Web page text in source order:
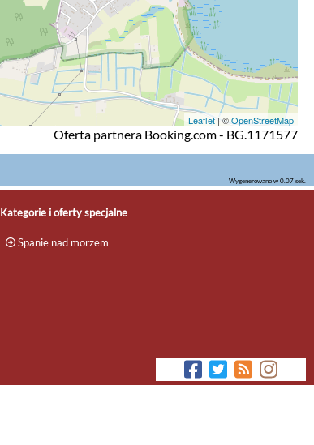
Leaflet | ©OpenStreetMap
Oferta partnera Booking.com - BG.1171577
Wygenerowano w 0.07 sek.
Kategorie i oferty specjalne
Spanie nad morzem